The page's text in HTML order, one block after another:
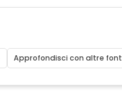
Approfondisci con altre